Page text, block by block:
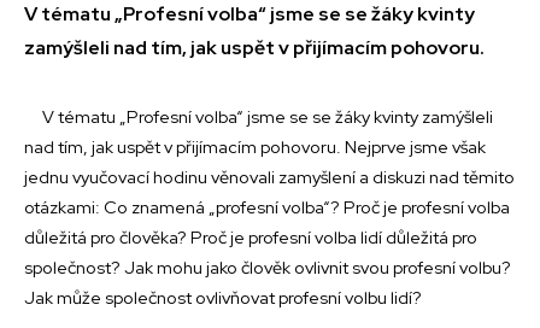
V tématu „Profesní volba“ jsme se se žáky kvinty
zamýšleli nad tím, jak uspět v přijímacím pohovoru.
V tématu „Profesní volba“ jsme se se žáky kvinty zamýšleli
nad tím, jak uspět v přijímacím pohovoru. Nejprve jsme však
jednu vyučovací hodinu věnovali zamyšlení a diskuzi nad těmito
otázkami: Co znamená „profesní volba“? Proč je profesní volba
důležitá pro člověka? Proč je profesní volba lidí důležitá pro
společnost? Jak mohu jako člověk ovlivnit svou profesní volbu?
Jak může společnost ovlivňovat profesní volbu lidí?